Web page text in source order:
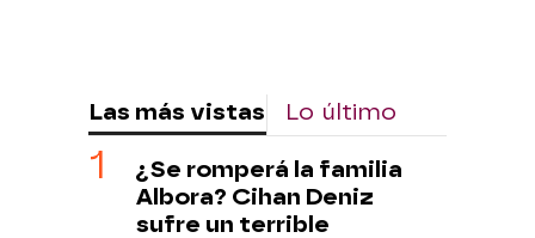
Las más vistas Lo último
¿Se romperá la familia
Albora? Cihan Deniz
sufre un terrible